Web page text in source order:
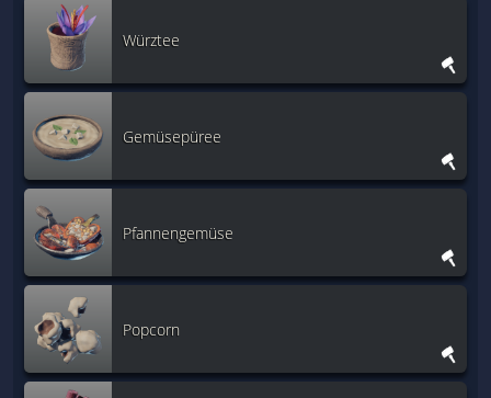
Würztee
Gemüsepüree
Pfannengemüse
Popcorn